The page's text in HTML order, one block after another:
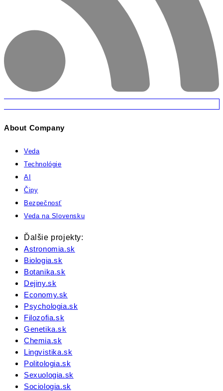
About Company
Veda
Technológie
AI
Čipy
Bezpečnosť
Veda na Slovensku
Ďalšie projekty:
Astronomia.sk
Biologia.sk
Botanika.sk
Dejiny.sk
Economy.sk
Psychologia.sk
Filozofia.sk
Genetika.sk
Chemia.sk
Lingvistika.sk
Politologia.sk
Sexuologia.sk
Sociologia.sk